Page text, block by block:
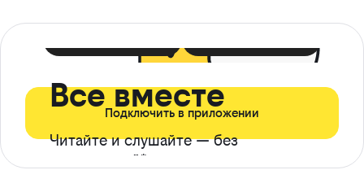
Все вместе
Читайте и слушайте — без
ограничений*
Подключить в приложении